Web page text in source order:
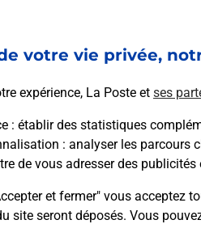
votre vie privée,
expérience, La Poste et ses
: établir des statistiques
: analyser les parcours
de vous adresser des
et fermer" vous acceptez
site seront déposés. Vous
lettres La Poste
collecte du courrier lundià 09h00